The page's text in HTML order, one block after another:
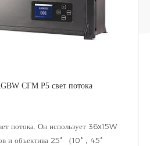
СГМ Р5 свет потока
потока. Он использует 36x15W
и объектива 25° （10°，45°